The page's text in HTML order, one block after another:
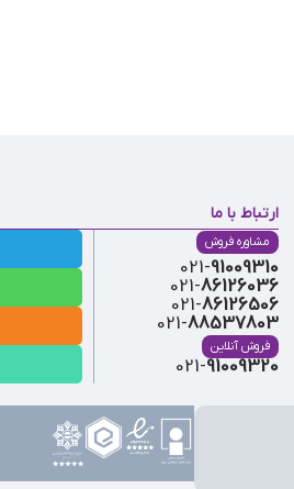
ارتباط با ما
مشاوره فروش
021-91009310
021-86126036
021-86126506
021-88537803
فروش آنلاین
021-91009320